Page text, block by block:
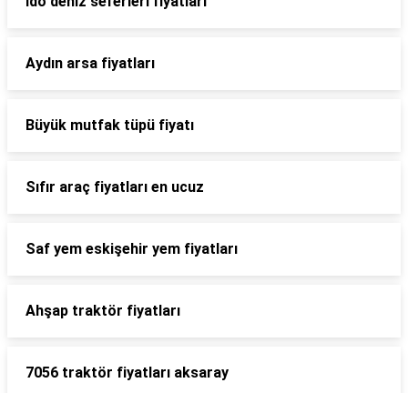
Aydın arsa fiyatları
Büyük mutfak tüpü fiyatı
Sıfır araç fiyatları en ucuz
Saf yem eskişehir yem fiyatları
Ahşap traktör fiyatları
7056 traktör fiyatları aksaray